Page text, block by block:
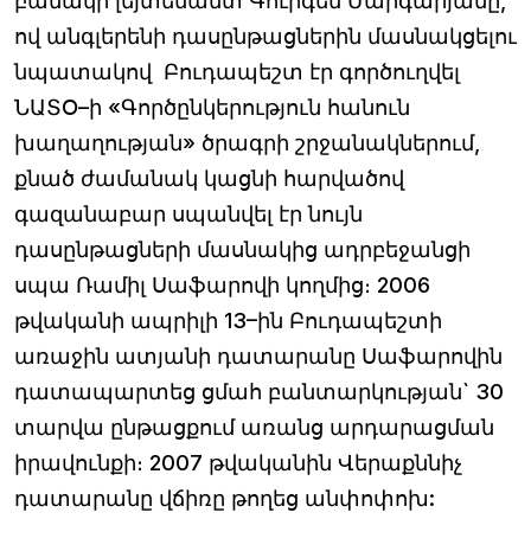
ով անգլերենի դասընթացներին մասնակցելու
նպատակով Բուդապեշտ էր գործուղվել
ՆԱՏՕ–ի «Գործընկերություն հանուն
խաղաղության» ծրագրի շրջանակներում,
քնած ժամանակ կացնի հարվածով
գազանաբար սպանվել էր նույն
դասընթացների մասնակից ադրբեջանցի
սպա Ռամիլ Սաֆարովի կողմից։ 2006
թվականի ապրիլի 13–ին Բուդապեշտի
առաջին ատյանի դատարանը Սաֆարովին
դատապարտեց ցմահ բանտարկության` 30
տարվա ընթացքում առանց արդարացման
իրավունքի։ 2007 թվականին Վերաքննիչ
դատարանը վճիռը թողեց անփոփոխ: